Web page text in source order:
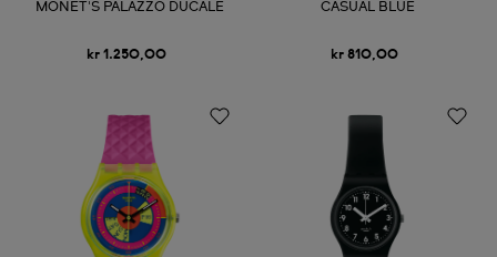
MONET'S PALAZZO DUCALE
kr 1.250,00
CASUAL BLUE
kr 810,00